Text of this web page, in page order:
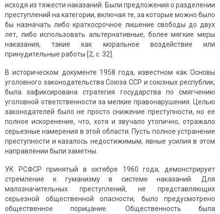
исходя из тяжести наказаний. Были предложения о разделении
преступлений на категории, включая те, за которые можно было
бы назначать либо краткосрочное лишение свободы до двух
лет, либо использовать альтернативные, более мягкие меры
наказания, такие как моральное воздействие или
принудительные работы [2, с. 32].
В историческом документе 1958 года, известном как Основы
уголовного законодательства Союза ССР и союзных республик,
была зафиксирована стратегия государства по смягчению
уголовной ответственности за мелкие правонарушения. Целью
законодателей было не просто снижение преступности, но ее
полное искоренение, что, хотя и звучало утопично, отражало
серьезные намерения в этой области. Пусть полное устранение
преступности и казалось недостижимым, явные усилия в этом
направлении были заметны.
УК РСФСР принятый в октябре 1960 года, демонстрирует
стремление к гуманизму в системе наказаний. Для
малозначительных преступлений, не представляющих
серьезной общественной опасности, было предусмотрено
общественное порицание. Общественность была